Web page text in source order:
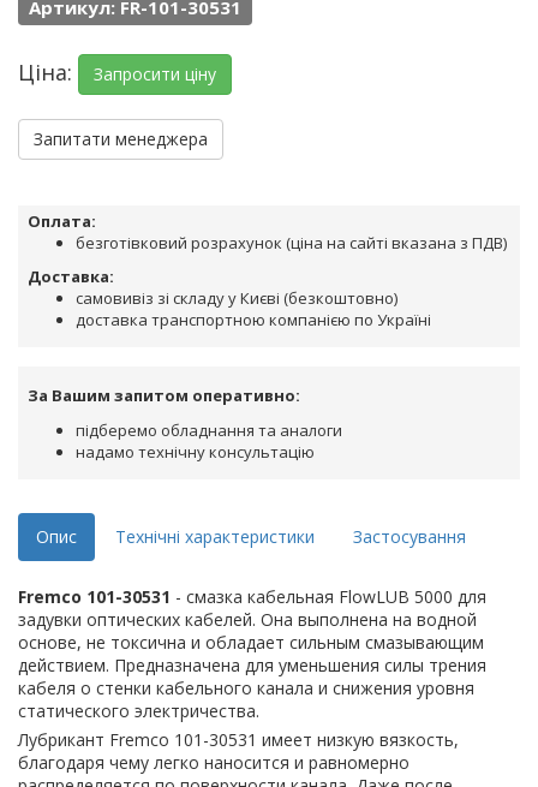
Артикул: FR-101-30531
Ціна: Запросити ціну
Запитати менеджера
Оплата:
безготівковий розрахунок (ціна на сайті вказана з ПДВ)
Доставка:
самовивіз зі складу у Києві (безкоштовно)
доставка транспортною компанією по Україні
За Вашим запитом оперативно:
підберемо обладнання та аналоги
надамо технічну консультацію
Опис Технічні характеристики Застосування
Fremco 101-30531 - смазка кабельная FlowLUB 5000 для
задувки оптических кабелей. Она выполнена на водной
основе, не токсична и обладает сильным смазывающим
действием. Предназначена для уменьшения силы трения
кабеля о стенки кабельного канала и снижения уровня
статического электричества.
Лубрикант Fremco 101-30531 имеет низкую вязкость,
благодаря чему легко наносится и равномерно